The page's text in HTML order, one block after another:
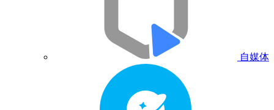
自媒体